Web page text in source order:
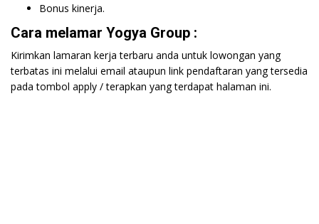
Bonus kinerja.
Cara melamar Yogya Group :
Kirimkan lamaran kerja terbaru anda untuk lowongan yang
terbatas ini melalui email ataupun link pendaftaran yang tersedia
pada tombol apply / terapkan yang terdapat halaman ini.